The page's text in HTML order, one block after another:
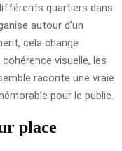
quartiers dans
autour d’un
cela change
visuelle, les
raconte une vraie
pour le public.
place